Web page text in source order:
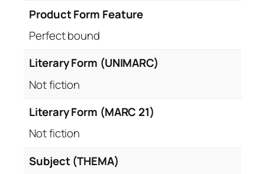
Product Form Feature
Perfect bound
Literary Form (UNIMARC)
Not fiction
Literary Form (MARC 21)
Not fiction
Subject (THEMA)